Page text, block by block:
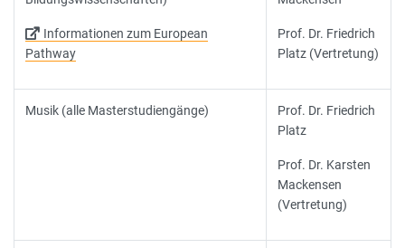
Informationen zum European
Pathway
Prof. Dr. Friedrich
Platz (Vertretung)
Musik (alle Masterstudiengänge)
Prof. Dr. Friedrich
Platz
Prof. Dr. Karsten
Mackensen
(Vertretung)